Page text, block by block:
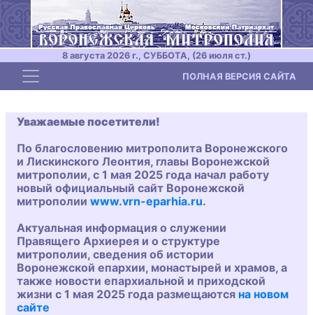
8 августа 2026 г., СУББОТА, (26 июля ст.)
Toggle navigation ПОЛНАЯ ВЕРСИЯ САЙТА
Уважаемые посетители!
По благословению митрополита Воронежского
и Лискинского Леонтия, главы Воронежской
митрополии, с 1 мая 2025 года начал работу
новый официальный сайт Воронежской
митрополии www.vrn-eparhia.ru.
Актуальная информация о служении
Правящего Архиерея и о структуре
митрополии, сведения об истории
Воронежской епархии, монастырей и храмов, а
также новости епархиальной и приходской
жизни с 1 мая 2025 года размещаются на новом
сайте